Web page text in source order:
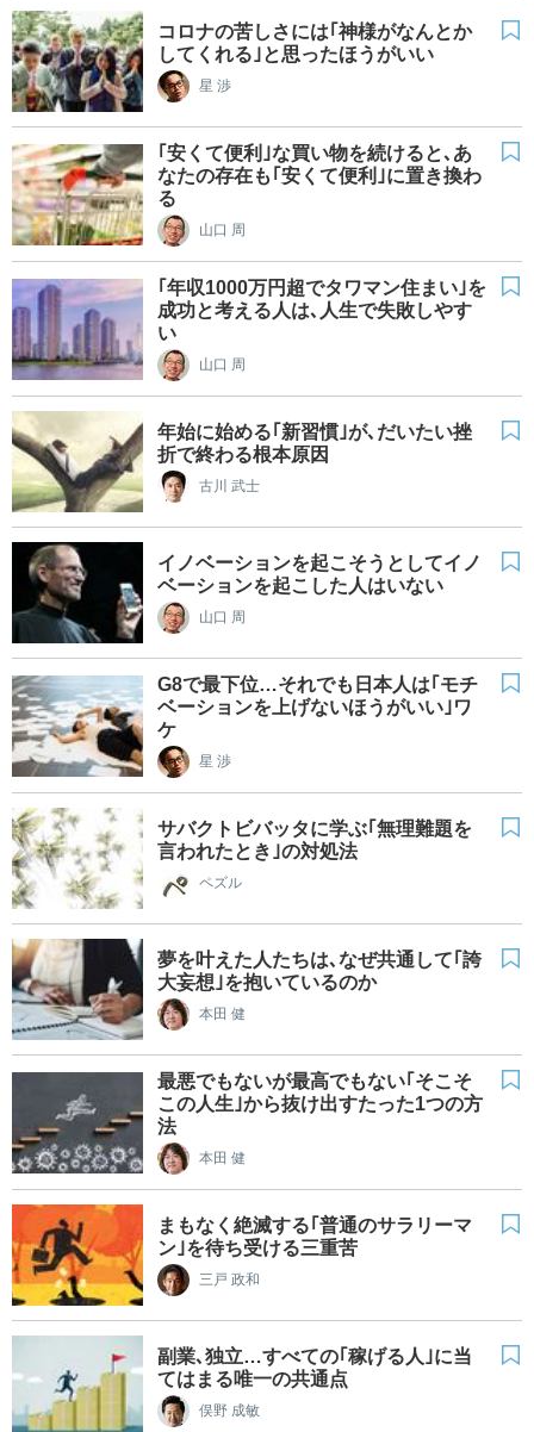
コロナの苦しさには｢神様がなんとか
してくれる｣と思ったほうがいい
星 渉
｢安くて便利｣な買い物を続けると､あ
なたの存在も｢安くて便利｣に置き換わ
る
山口 周
｢年収1000万円超でタワマン住まい｣を
成功と考える人は､人生で失敗しやす
い
山口 周
年始に始める｢新習慣｣が､だいたい挫
折で終わる根本原因
古川 武士
イノベーションを起こそうとしてイノ
ベーションを起こした人はいない
山口 周
G8で最下位…それでも日本人は｢モチ
ベーションを上げないほうがいい｣ワ
ケ
星 渉
サバクトビバッタに学ぶ｢無理難題を
言われたとき｣の対処法
ペズル
夢を叶えた人たちは､なぜ共通して｢誇
大妄想｣を抱いているのか
本田 健
最悪でもないが最高でもない｢そこそ
この人生｣から抜け出すたった1つの方
法
本田 健
まもなく絶滅する｢普通のサラリーマ
ン｣を待ち受ける三重苦
三戸 政和
副業､独立…すべての｢稼げる人｣に当
てはまる唯一の共通点
俣野 成敏